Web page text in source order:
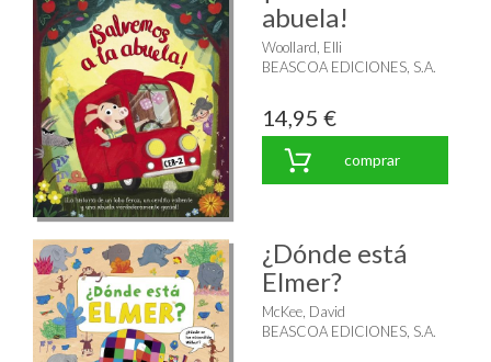
abuela!
Woollard, Elli
BEASCOA EDICIONES, S.A.
14,95 €
comprar
¿Dónde está
Elmer?
McKee, David
BEASCOA EDICIONES, S.A.